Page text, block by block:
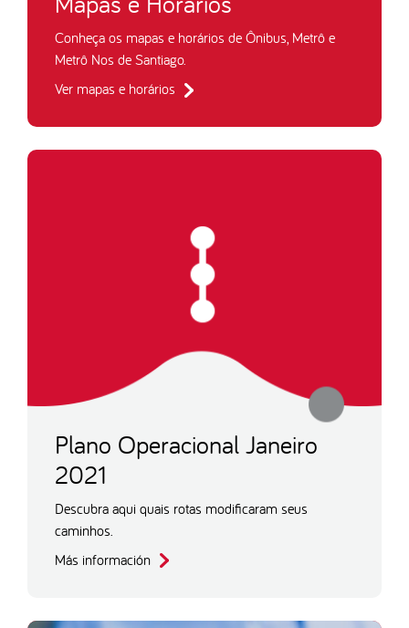
Conheça os mapas e horários de Ônibus, Metrô e
Metrô Nos de Santiago.
Ver mapas e horários
Plano Operacional Janeiro
2021
Descubra aqui quais rotas modificaram seus
caminhos.
Más información